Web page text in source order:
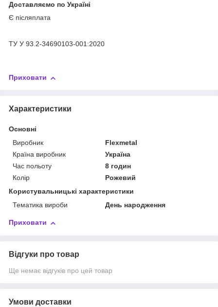
Доставляємо по Україні
Є післяплата
ТУ У 93.2-34690103-001:2020
Приховати
Характеристики
Основні
Виробник
Flexmetal
Країна виробник
Україна
Час польоту
8 годин
Колір
Рожевий
Користувальницькі характеристики
Тематика вироби
День народження
Приховати
Відгуки про товар
Ще немає відгуків про цей товар
Умови доставки